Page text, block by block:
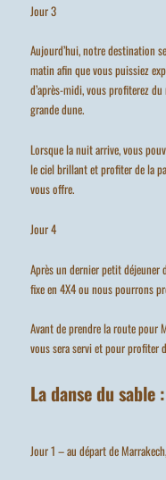
Jour 3
Aujourd’hui, notre destination
matin afin que vous puissiez
d’après-midi, vous profiterez
grande dune.
Lorsque la nuit arrive, vous
le ciel brillant et profiter de la
vous offre.
Jour 4
Après un dernier petit déjeuner
fixe en 4X4 ou nous pourrons
Avant de prendre la route pour
vous sera servi et pour profiter
La danse du
Jour 1 – au départ de